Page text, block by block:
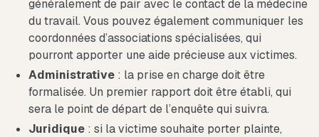
généralement de pair avec le contact de la médecine
du travail. Vous pouvez également communiquer les
coordonnées d’associations spécialisées, qui
pourront apporter une aide précieuse aux victimes.
Administrative : la prise en charge doit être
formalisée. Un premier rapport doit être établi, qui
sera le point de départ de l’enquête qui suivra.
Juridique : si la victime souhaite porter plainte,